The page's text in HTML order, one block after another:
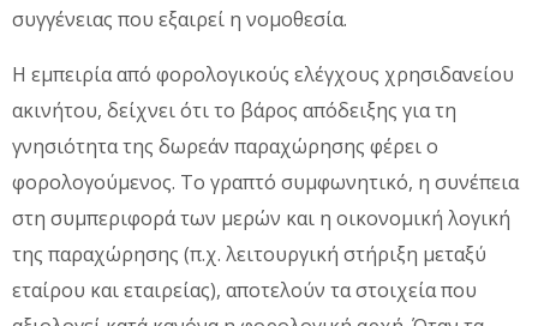
συγγένειας που εξαιρεί η νομοθεσία.
Η εμπειρία από φορολογικούς ελέγχους χρησιδανείου
ακινήτου, δείχνει ότι το βάρος απόδειξης για τη
γνησιότητα της δωρεάν παραχώρησης φέρει ο
φορολογούμενος. Το γραπτό συμφωνητικό, η συνέπεια
στη συμπεριφορά των μερών και η οικονομική λογική
της παραχώρησης (π.χ. λειτουργική στήριξη μεταξύ
εταίρου και εταιρείας), αποτελούν τα στοιχεία που